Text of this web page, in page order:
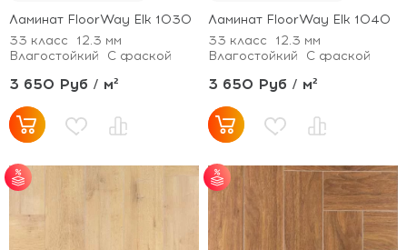
Ламинат FloorWay Elk 1030
33 класс
12.3 мм
Влагостойкий
С фаской
3 650 Руб / м²
Ламинат FloorWay Elk 1040
33 класс
12.3 мм
Влагостойкий
С фаской
3 650 Руб / м²
от 25 м² - скидка 7%;
от 51 м² - скидка 10%;